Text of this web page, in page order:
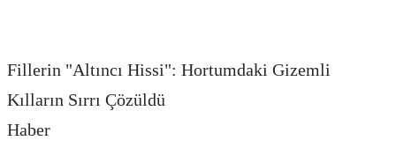
Fillerin "Altıncı Hissi": Hortumdaki Gizemli
Kılların Sırrı Çözüldü
Haber